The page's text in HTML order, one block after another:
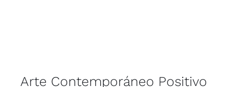
Arte Contemporáneo Positivo